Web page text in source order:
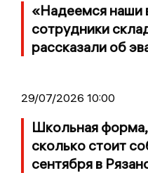
«Надеемся наши
сотрудники
рассказали об
29/07/2026 10:00
Школьная форма,
сколько стоит
сентября в